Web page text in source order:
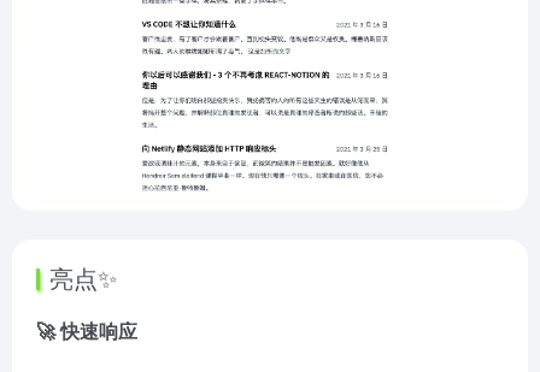
亮点✨
🚀 快速响应